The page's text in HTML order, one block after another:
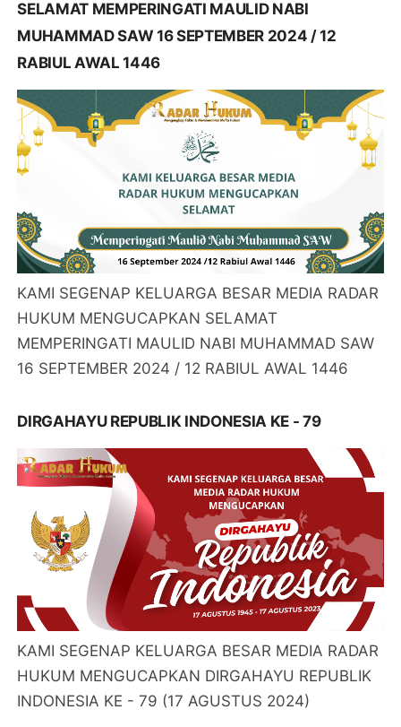
SELAMAT MEMPERINGATI MAULID NABI
MUHAMMAD SAW 16 SEPTEMBER 2024 / 12
RABIUL AWAL 1446
KAMI SEGENAP KELUARGA BESAR MEDIA RADAR
HUKUM MENGUCAPKAN SELAMAT
MEMPERINGATI MAULID NABI MUHAMMAD SAW
16 SEPTEMBER 2024 / 12 RABIUL AWAL 1446
DIRGAHAYU REPUBLIK INDONESIA KE - 79
KAMI SEGENAP KELUARGA BESAR MEDIA RADAR
HUKUM MENGUCAPKAN DIRGAHAYU REPUBLIK
INDONESIA KE - 79 (17 AGUSTUS 2024)